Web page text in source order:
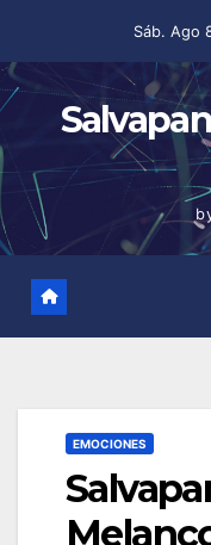
Sáb. Ago
EMOCIONES